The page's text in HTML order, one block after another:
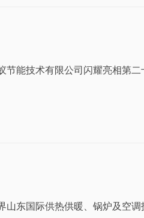
节能技术有限公司闪耀亮相第
山东国际供热供暖、锅炉及空调